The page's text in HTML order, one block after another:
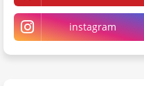
instagram